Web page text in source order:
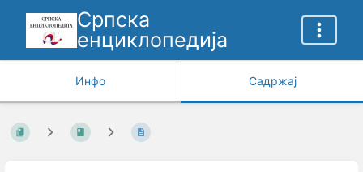
Српска
енциклопедија
Инфо Садржај